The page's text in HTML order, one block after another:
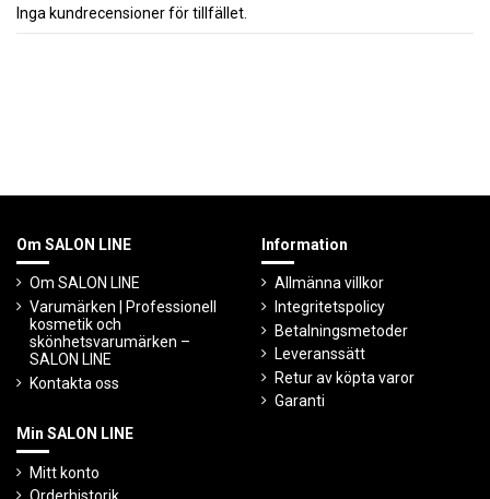
Inga kundrecensioner för tillfället.
Om SALON LINE
Om SALON LINE
Varumärken | Professionell
kosmetik och
skönhetsvarumärken –
SALON LINE
Kontakta oss
Information
Allmänna villkor
Integritetspolicy
Betalningsmetoder
Leveranssätt
Retur av köpta varor
Garanti
Min SALON LINE
Mitt konto